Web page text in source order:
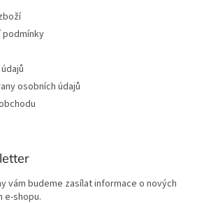
podmínky
osobních údajů
vám budeme zasílat informace o nových
e-shopu.